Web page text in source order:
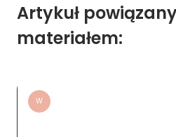
Artykuł
materiałem:
W